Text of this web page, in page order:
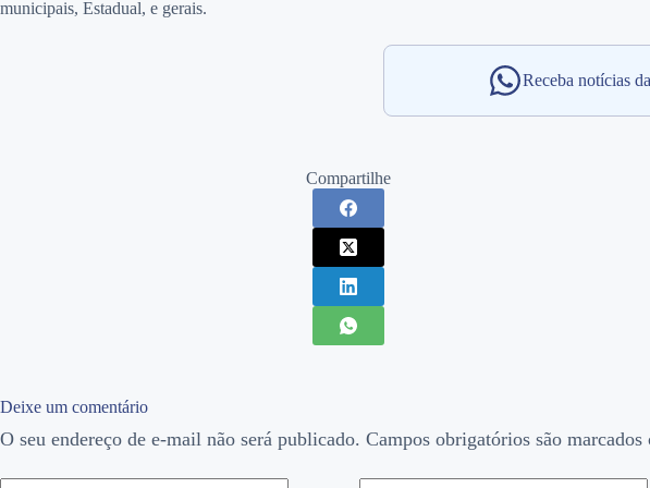
municipais, Estadual, e gerais.
Receba notícias
Compartilhe
Deixe um comentário
O seu endereço de e-mail não será publicado. Campos obrigatórios são marcados